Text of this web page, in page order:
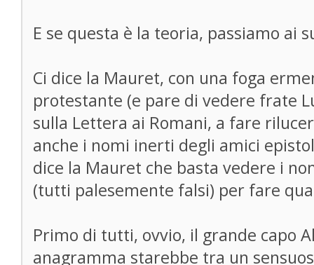
E se questa è la teoria, passiamo ai
Ci dice la Mauret, con una foga
protestante (e pare di vedere frate
sulla Lettera ai Romani, a fare
anche i nomi inerti degli amici
dice la Mauret che basta vedere i
(tutti palesemente falsi) per fare
Primo di tutti, ovvio, il grande capo
anagramma starebbe tra un